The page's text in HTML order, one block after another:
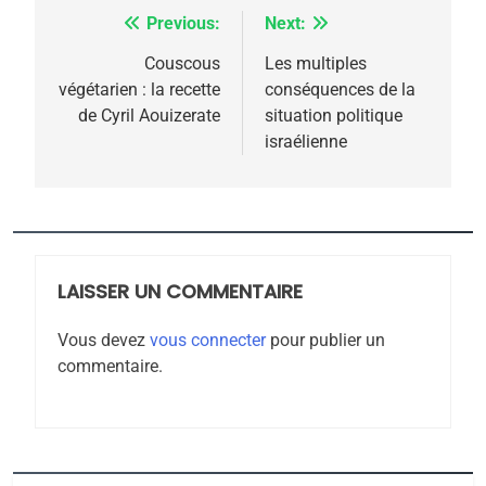
Navigation
l’article
Previous:
Couscous
végétarien : la recette
de Cyril Aouizerate
Next:
Les multiples
conséquences de la
situation politique
israélienne
LAISSER UN COMMENTAIRE
Vous devez vous connecterpour publier un
commentaire.
FIÈRE, DIGNE ET RÉSILIENTE :
POURQUOI JE REVENDIQUE
MA JUDAÏTE par Thérèse
Zrihen-Dvir
ISRAÉL JUDAISME
JUDAISME
8
Tafraout, le miel de Tadla